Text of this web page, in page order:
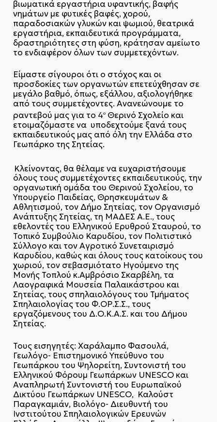
βιωματικά εργαστήρια υφαντικής, βαφής
νημάτων με φυτικές βαφές, χορού,
παραδοσιακών γλυκών και ψωμιού, θεατρικά
εργαστήρια, εκπαιδευτικά προγράμματα,
δραστηριότητες στη φύση, κράτησαν αμείωτο
το ενδιαφέρον όλων των συμμετεχόντων.
Είμαστε σίγουροι ότι ο στόχος και οι
προσδοκίες των οργανωτών επετεύχθησαν σε
μεγάλο βαθμό, όπως, εξάλλου, αξιολογήθηκε
από τους συμμετέχοντες. Ανανεώνουμε το
ραντεβού μας για το 4οΘερινό Σχολείο και
ετοιμαζόμαστε να υποδεχτούμε ξανά τους
εκπαιδευτικούς μας από όλη την Ελλάδα στο
Γεωπάρκο της Σητείας.
Κλείνοντας, θα θέλαμε να ευχαριστήσουμε
όλους τους συμμετέχοντες εκπαιδευτικούς, την
οργανωτική ομάδα του Θερινού Σχολείου, το
Υπουργείο Παιδείας, Θρησκευμάτων &
Αθλητισμού, τον Δήμο Σητείας, τον Οργανισμό
Ανάπτυξης Σητείας, τη ΜΑΔΕΣ Α.Ε., τους
εθελοντές του Ελληνικού Ερυθρού Σταυρού, το
Τοπικό Συμβούλιο Καρυδίου, τον Πολιτιστικό
Σύλλογο και τον Αγροτικό Συνεταιρισμό
Καρυδίου, καθώς και όλους τους κατοίκους του
χωριού, τον σεβασμιότατο Ηγούμενο της
Μονής Τοπλού κ.Αμβρόσιο Σκαρβέλη, τα
Λαογραφικά Μουσεία Παλαικάστρου και
Σητείας, τους σπηλαιολόγους του Τμήματος
Σπηλαιολογίας του Φ.ΟΡ.Σ.Σ., τους
εργαζόμενους του Δ.Ο.Κ.Α.Σ. και του Δήμου
Σητείας.
Τους εισηγητές: Χαράλαμπο Φασουλά,
Γεωλόγο- Επιστημονικό Υπεύθυνο του
Γεωπάρκου του Ψηλορείτη, Συντονιστή του
Ελληνικού Φόρουμ Γεωπάρκων UNESCO και
Αναπληρωτή Συντονιστή του Ευρωπαϊκού
Δικτύου Γεωπάρκων UNESCO, Καλούστ
Παραγκαμιάν, Βιολόγο- Διευθυντή του
Ινστιτούτου Σπηλαιολογικών Ερευνών